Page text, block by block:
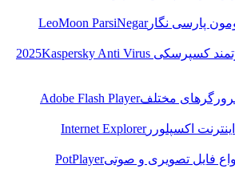
نگار LeoMoon ParsiNegar
2025
Kaspersky Anti Virus
مختلفAdobe Flash Player
اکسپلوررInternet Explorer
تصویری و صوتیPotPlayer